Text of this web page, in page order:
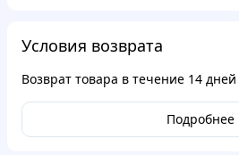
Условия возврата
Возврат товара в течение 14 дней
Подробнее